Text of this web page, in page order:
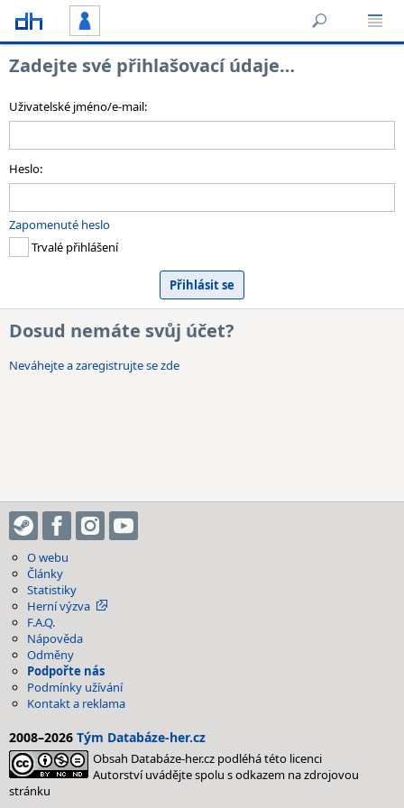
Zadejte své přihlašovací údaje…
Uživatelské jméno/e-mail:
Heslo:
Zapomenuté heslo
Trvalé přihlášení
Dosud nemáte svůj účet?
Neváhejte a zaregistrujte se zde
O webu
Články
Statistiky
Herní výzva
F.A.Q.
Nápověda
Odměny
Podpořte nás
Podmínky užívání
Kontakt a reklama
2008–2026 Tým Databáze-her.cz
Obsah Databáze-her.cz podléhá této licenci
Autorství uvádějte spolu s odkazem na zdrojovou
stránku